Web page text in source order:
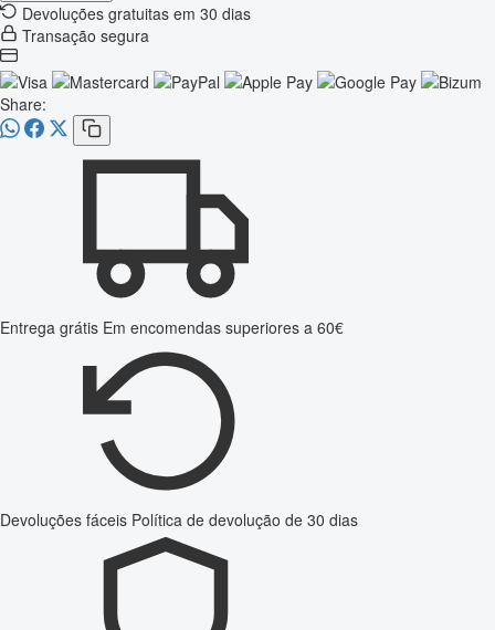
Devoluções gratuitas em 30 dias
Transação segura
Share:
Entrega grátis Em encomendas superiores a 60€
Devoluções fáceis Política de devolução de 30 dias